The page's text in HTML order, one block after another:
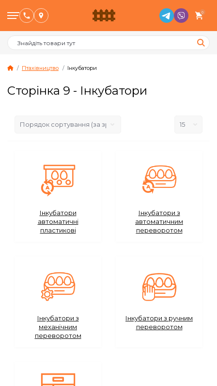
0
Птахівництво
Тваринництво
Сад и Город
Сейфи
Птахівництво Інкубатори
Сторінка 9 - Інкубатори
Інкубатори
автоматичні
пластикові
Інкубатори з
автоматичним
переворотом
Інкубатори з
механічним
переворотом
Інкубатори з ручним
переворотом